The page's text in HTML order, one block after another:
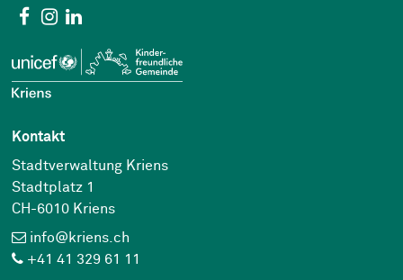
Social Media
Facebook
Instagram
Kontakt
Stadtverwaltung Kriens
Stadtplatz 1
CH-6010 Kriens
info@kriens.ch
+41 41 329 61 11